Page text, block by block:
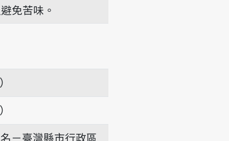
免苦味。
－臺灣縣市行政區